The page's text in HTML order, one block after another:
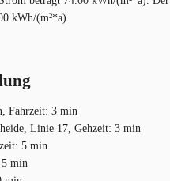
kWh/(m²*a).
Fahrzeit: 3 min
Linie 17, Gehzeit: 3 min
5 min
5 min